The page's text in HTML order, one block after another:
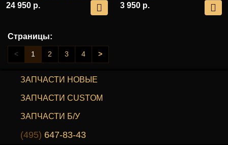
24 950 р. 3 950 р.
Страницы:
< 1 2 3 4 >
ЗАПЧАСТИ НОВЫЕ
ЗАПЧАСТИ CUSTOM
ЗАПЧАСТИ Б/У
(495) 647-83-43